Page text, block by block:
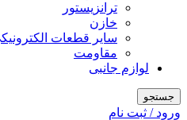
ترانزیستور
خازن
سایر قطعات
مقاومت
لوازم جانبی
جستجو
ورود / ثبت نام